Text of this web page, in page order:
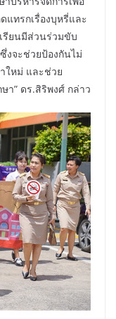
แทรกเรื่องบุหรี่และ
รียนมีส่วนร่วมขับ
งจะช่วยป้องกันไม่
ใหม่ และช่วย
” ดร.สิริพงศ์ กล่าว